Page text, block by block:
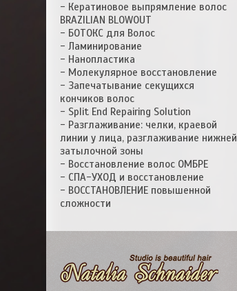
- Кератиновое выпрямление волос
BRAZILIAN BLOWOUT
- БОТОКС для Волос
- Ламинирование
- Нанопластика
- Молекулярное восстановление
- Запечатывание секущихся
кончиков волос
- Split End Repairing Solution
- Разглаживание: челки, краевой
линии у лица, разглаживание нижней
затылочной зоны
- Восстановление волос ОМБРЕ
- СПА-УХОД и восстановление
- ВОССТАНОВЛЕНИЕ повышенной
сложности